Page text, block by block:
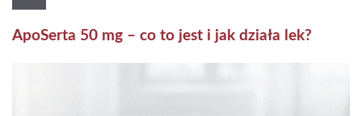
ApoSerta 50 mg – co to jest i jak działa lek?